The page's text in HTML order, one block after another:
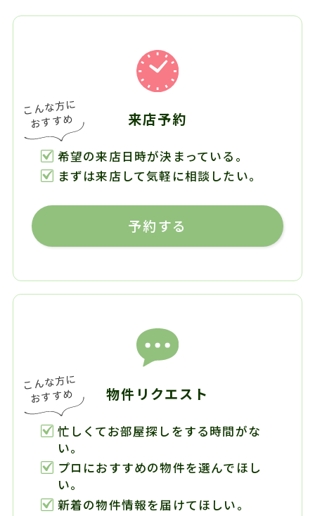
来店予約
希望の来店日時が決まっている。
まずは来店して気軽に相談したい。
予約する
物件リクエスト
忙しくてお部屋探しをする時間がな
い。
プロにおすすめの物件を選んでほし
い。
新着の物件情報を届けてほしい。